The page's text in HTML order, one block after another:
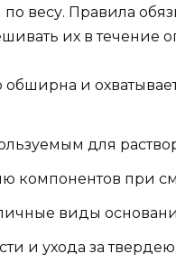
весу. Правила
их в течение
и
для
компонентов при
виды
и ухода за